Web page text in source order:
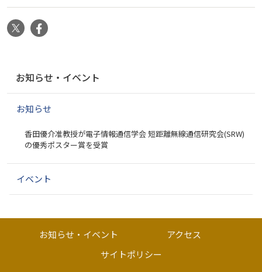
X
ゲ
お知らせ・イベント
お知らせ
香田優介准教授が電子情報通信学会 短距離無線通信研究会(SRW)
の優秀ポスター賞を受賞
イベント
お知らせ・イベント
アクセス
サイトポリシー